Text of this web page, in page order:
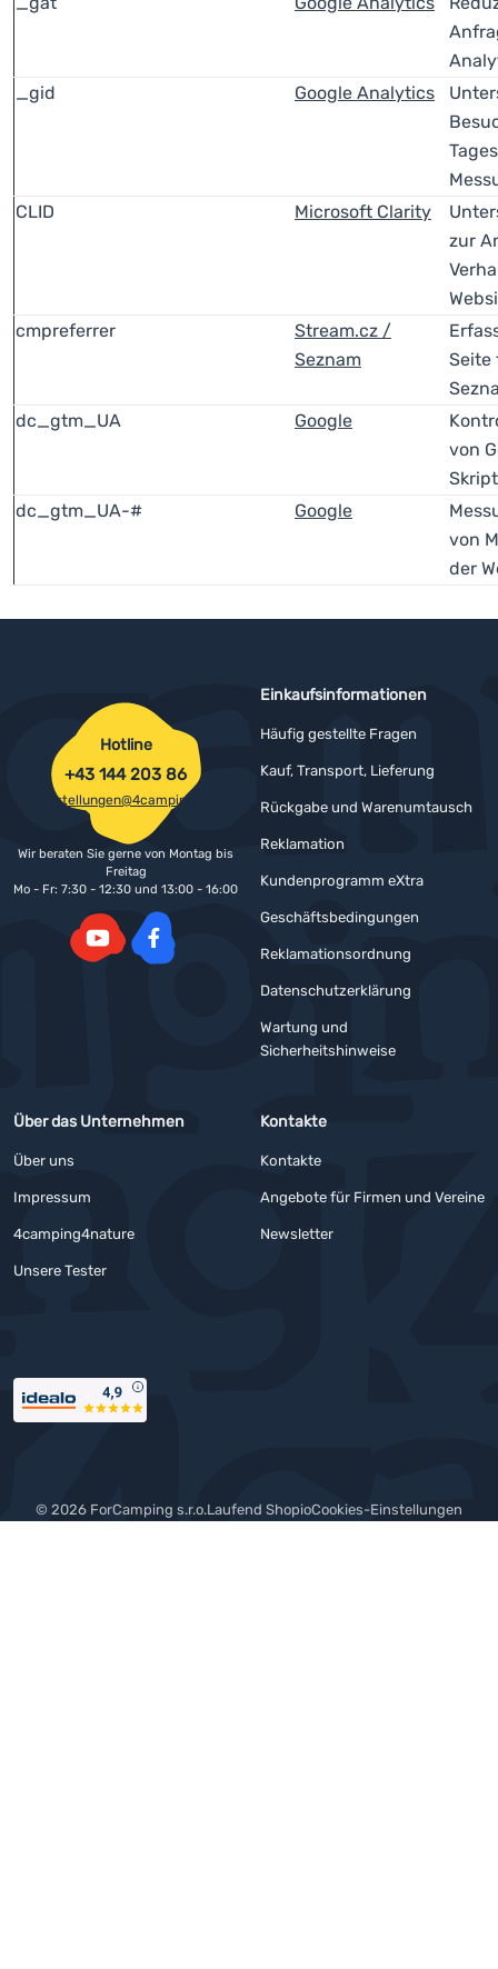
_gid
Google Analytics
CLID
Microsoft Clarity
zur
cmpreferrer
Stream.cz /
Seznam
Seite
dc_gtm_UA
Google
von
dc_gtm_UA-#
Google
von
der
Einkaufsinformationen
Häufig gestellte Fragen
Kauf, Transport, Lieferung
Rückgabe und Warenumtausch
Reklamation
Kundenprogramm eXtra
Geschäftsbedingungen
Reklamationsordnung
Datenschutzerklärung
Wartung und
Sicherheitshinweise
Über das Unternehmen
Über uns
Impressum
4camping4nature
Unsere Tester
Kontakte
Kontakte
Angebote für Firmen und Vereine
Newsletter
Hotline
+43 144 203 86
bestellungen@4camping.at
Wir beraten Sie gerne von Montag bis
Freitag
Mo - Fr: 7:30 - 12:30 und 13:00 - 16:00
Auszeichnungen
© 2026 ForCamping s.r.o. laufend ShopioCookies-Einstellungen